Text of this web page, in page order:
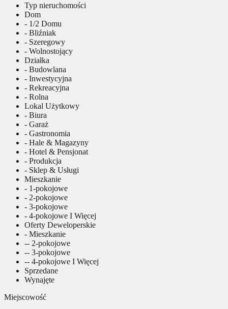
Typ nieruchomości
Dom
- 1/2 Domu
- Bliźniak
- Szeregowy
- Wolnostojący
Działka
- Budowlana
- Inwestycyjna
- Rekreacyjna
- Rolna
Lokal Użytkowy
- Biura
- Garaż
- Gastronomia
- Hale & Magazyny
- Hotel & Pensjonat
- Produkcja
- Sklep & Usługi
Mieszkanie
- 1-pokojowe
- 2-pokojowe
- 3-pokojowe
- 4-pokojowe I Więcej
Oferty Deweloperskie
- Mieszkanie
-- 2-pokojowe
-- 3-pokojowe
-- 4-pokojowe I Więcej
Sprzedane
Wynajęte
Miejscowość